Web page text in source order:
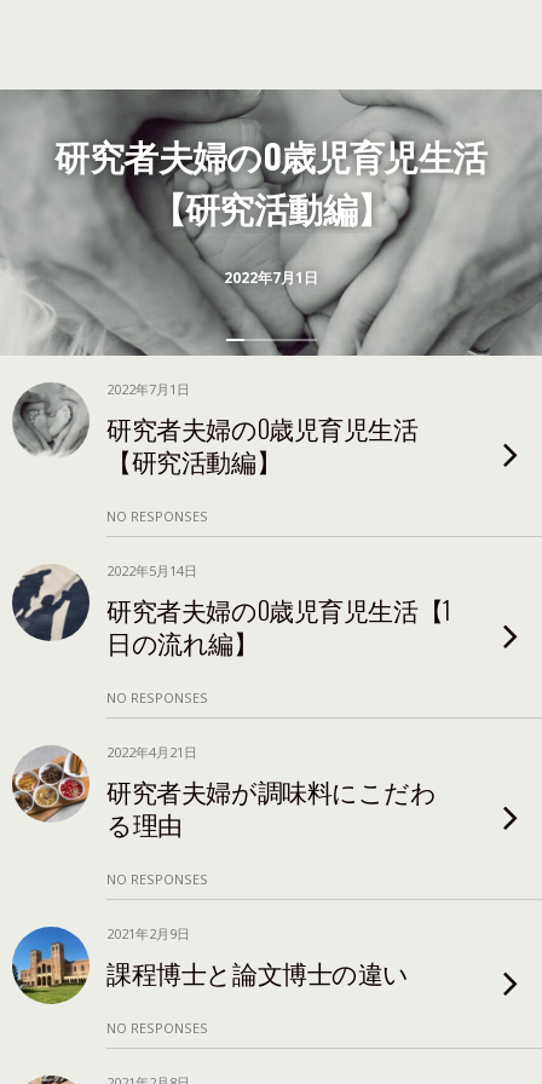
2022年7月1日
研究者夫婦の0歳児育児生活
【研究活動編】
2022年7月1日
研究者夫婦の0歳児育児生活
【研究活動編】
NO RESPONSES
2022年5月14日
研究者夫婦の0歳児育児生活【1
日の流れ編】
NO RESPONSES
2022年4月21日
研究者夫婦が調味料にこだわ
る理由
NO RESPONSES
2021年2月9日
課程博士と論文博士の違い
NO RESPONSES